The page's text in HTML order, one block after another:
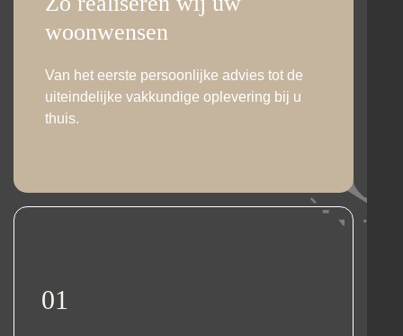
woonwensen
Van het eerste persoonlijke advies tot de
uiteindelijke vakkundige oplevering bij u
thuis.
01